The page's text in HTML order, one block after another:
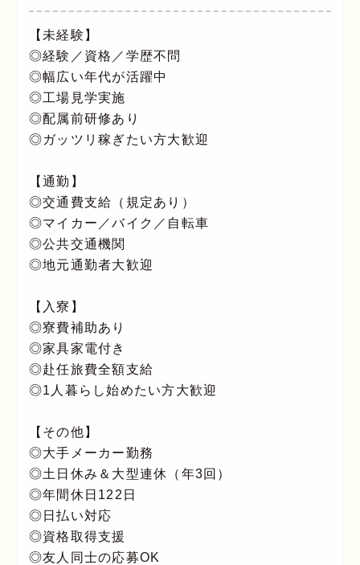
【未経験】
◎経験／資格／学歴不問
◎幅広い年代が活躍中
◎工場見学実施
◎配属前研修あり
◎ガッツリ稼ぎたい方大歓迎
【通勤】
◎交通費支給（規定あり）
◎マイカー／バイク／自転車
◎公共交通機関
◎地元通勤者大歓迎
【入寮】
◎寮費補助あり
◎家具家電付き
◎赴任旅費全額支給
◎1人暮らし始めたい方大歓迎
【その他】
◎大手メーカー勤務
◎土日休み＆大型連休（年3回）
◎年間休日122日
◎日払い対応
◎資格取得支援
◎友人同士の応募OK